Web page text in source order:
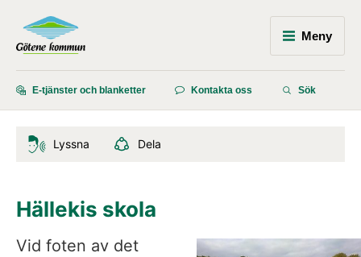
Meny
E-tjänster och blanketter Kontakta oss Sök
Lyssna Dela
Hällekis skola
Vid foten av det